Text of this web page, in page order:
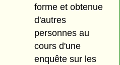
forme et obtenue
d'autres
personnes au
cours d'une
enquête sur les